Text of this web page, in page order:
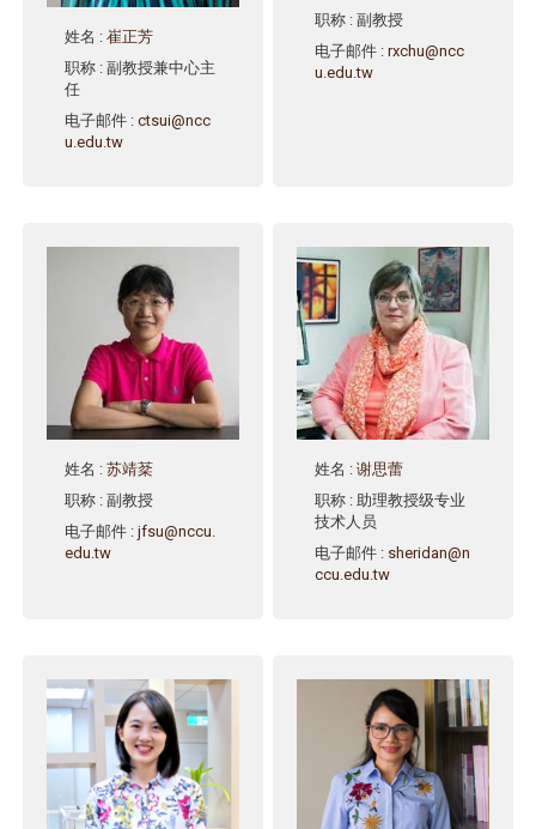
姓名 :崔正芳
职称 : 副教授兼中心主
任
电子邮件 :ctsui@ncc
u.edu.tw
职称 : 副教授
电子邮件 :rxchu@ncc
u.edu.tw
姓名 :苏靖棻
职称 : 副教授
电子邮件 :jfsu@nccu.
edu.tw
姓名 :谢思蕾
职称 : 助理教授级专业
技术人员
电子邮件 : sheridan@n
ccu.edu.tw